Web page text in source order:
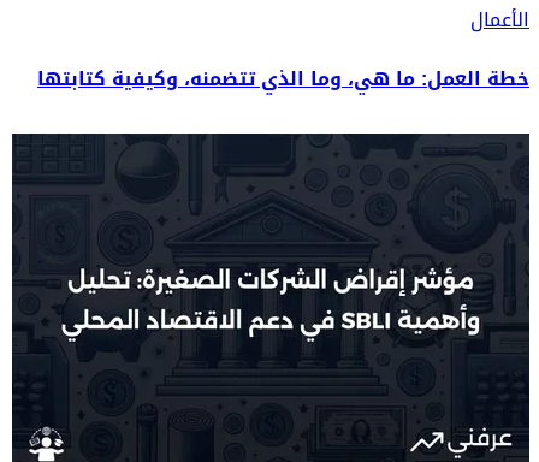
الأعمال
خطة العمل: ما هي، وما الذي تتضمنه، وكيفية كتابتها